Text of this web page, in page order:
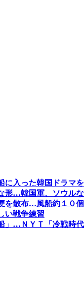
入った韓国ドラマ
形…韓国軍、ソウル
を散布…風船約１０
い戦争練習
」…ＮＹＴ「冷戦時代